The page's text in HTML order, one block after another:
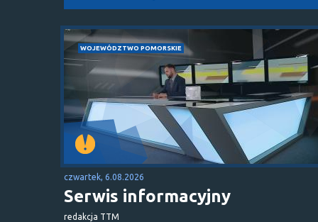
WOJEWÓDZTWO POMORSKIE
czwartek, 6.08.2026
Serwis informacyjny
redakcja TTM